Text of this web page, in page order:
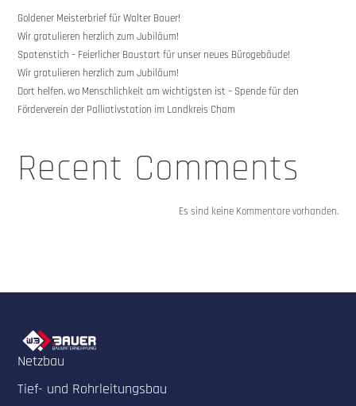
Goldener Meisterbrief für Walter Bauer!
Wir gratulieren herzlich zum Jubiläum!
Spatenstich – Feierlicher Baustart für unser neues Bürogebäude!
Wir gratulieren herzlich zum Jubiläum!
Dort helfen, wo Menschlichkeit am wichtigsten ist – Spende für den
Förderverein der Palliativstation im Landkreis Cham
Recent Comments
Es sind keine Kommentare vorhanden.
Netzbau
Tief- und Rohrleitungsbau